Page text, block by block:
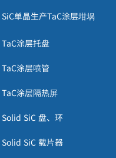
TaC 涂层的表面形貌。从图中
裂。颗粒壳层的翘曲变形
以看 出熔体中有许多针状晶体
展，使熔体 能在TaC
SiC单晶生产TaC涂层坩埚
TaC涂层托盘
TaC涂层喷管
TaC涂层隔热屏
Solid SiC 盘、环
Solid SiC 载片器